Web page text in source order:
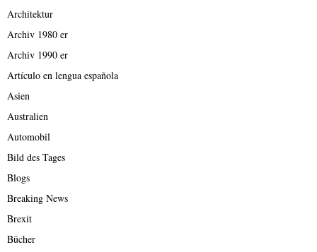
Architektur
Archiv 1980 er
Archiv 1990 er
Artículo en lengua española
Asien
Australien
Automobil
Bild des Tages
Blogs
Breaking News
Brexit
Bücher